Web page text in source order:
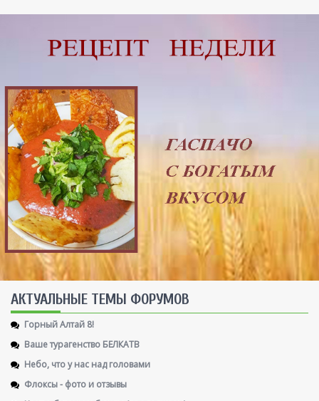
AКТУАЛЬНЫЕ ТЕМЫ ФОРУМОВ
Горный Алтай 8!
Ваше турагенство БЕЛКАТВ
Небо, что у нас над головами
Флоксы - фото и отзывы